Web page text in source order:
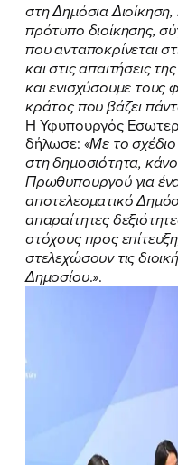
στη Δημόσια
πρότυπο διοίκησης,
που ανταποκρίνεται
και στις απαιτήσεις
και ενισχύσουμε τους
κράτος που βάζει
Η Υφυπουργός
δήλωσε: «Με το
στη δημοσιότητα,
Πρωθυπουργού για
αποτελεσματικό
απαραίτητες
στόχους προς
στελεχώσουν τις
Δημοσίου.».